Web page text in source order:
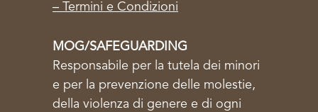
– Termini e Condizioni
MOG/SAFEGUARDING
Responsabile per la tutela dei minori
e per la prevenzione delle molestie,
della violenza di genere e di ogni